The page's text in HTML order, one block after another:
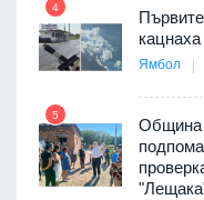
4
Ямбол
5
Община